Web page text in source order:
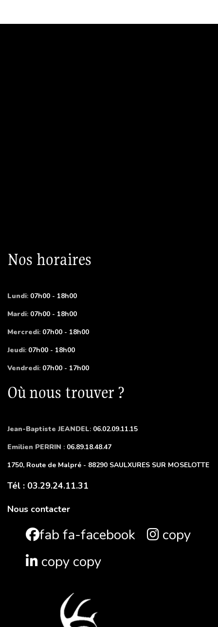
Nos horaires
Lundi: 07h00 - 18h00
Mardi: 07h00 - 18h00
Mercredi: 07h00 - 18h00
Jeudi: 07h00 - 18h00
Vendredi: 07h00 - 17h00
Où nous trouver ?
Jean-Baptiste JEANDEL: 06.02.09.11.15
Emilien PERRIN : 06.89.18.48.47
1750, Route de Malpré - 88290 SAULXURES SUR MOSELOTTE
Tél : 03.29.24.11.31
Nous contacter
fab fa-facebook
copy
copy copy